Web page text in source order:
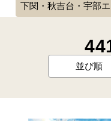
下関・秋吉台・宇部
並び順